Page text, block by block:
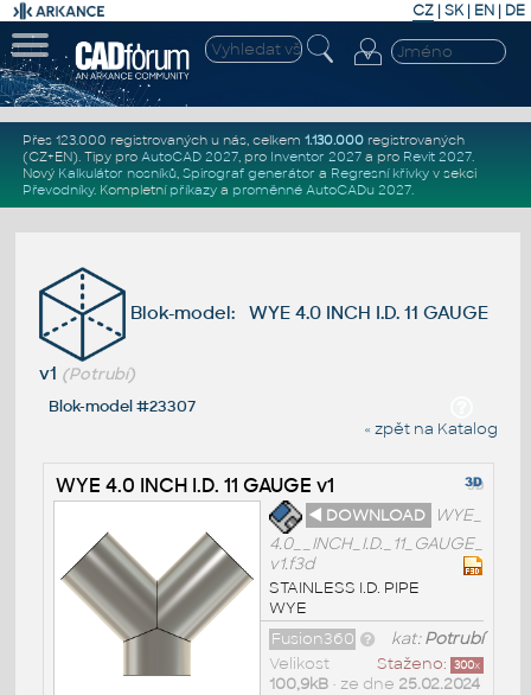
CZ | SK| EN | DE
Přes 123.000 registrovaných u nás, celkem 1.130.000registrovaných
(CZ+EN). Tipy pro AutoCAD 2027, pro Inventor 2027a pro Revit 2027.
Nový Kalkulátor nosníků, Spirograf generátor a Regresní křivkyv sekci
Převodníky. Kompletní příkazya proměnné AutoCADu 2027.
Blok-model: WYE 4.0 INCH I.D. 11 GAUGE
v1 (Potrubí)
Blok-model #23307
« zpět na Katalog
WYE 4.0 INCH I.D. 11 GAUGE v1
◄ DOWNLOAD
WYE_
4.0__INCH_I.D._11_GAUGE_
v1.f3d
STAINLESS I.D. PIPE
WYE
kat:Potrubí
Fusion360
Staženo: 300x
Velikost
100,9kB• ze dne 25.02.2024